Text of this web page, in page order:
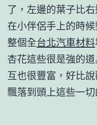
了，左邊的葉子比
在小伴侶手上的時
整個全台北汽車材料
杏花這些很是強的
互也很豐富，好比
飄落到頭上這些一